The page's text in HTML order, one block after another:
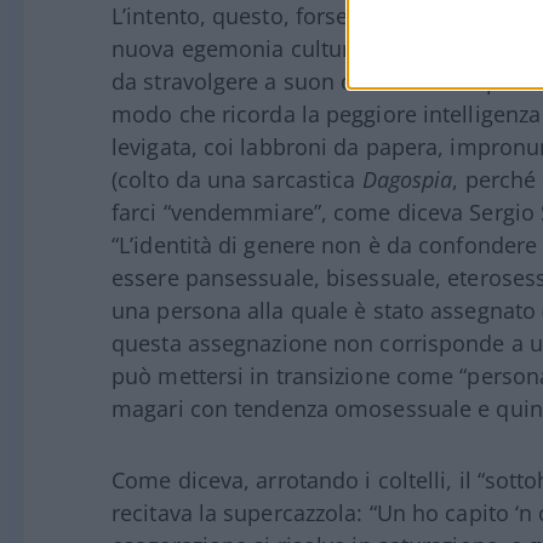
L’intento, questo, forse, vale la pena di
nuova egemonia culturale, di un
da stravolgere a suon di – scusate –
modo che ricorda la peggiore
levigata, coi labbroni da papera,
(colto da una sarcastica Dagospia,
farci “vendemmiare”, come diceva
“L’identità di genere non è da
essere pansessuale, bisessuale,
una persona alla quale è stato
questa assegnazione non corrisponde a
può mettersi in transizione come
magari con tendenza omosessuale e
Come diceva, arrotando i coltelli, il
recitava la supercazzola: “Un ho capito